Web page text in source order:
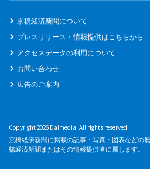
京橋経済新聞について
プレスリリース・情報提供はこちらから
アクセスデータの利用について
お問い合わせ
広告のご案内
Copyright 2026 Daimedia. All rights reserved.
京橋経済新聞に掲載の記事・写真・図表などの
橋経済新聞またはその情報提供者に属します。